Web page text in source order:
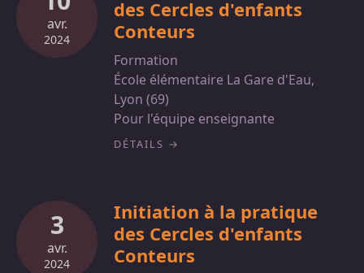
avr.
2024
des Cercles d'enfants
Conteurs
Formation
École élémentaire La Gare d'Eau,
Lyon (69)
Pour l'équipe enseignante
DÉTAILS
3
avr.
2024
Initiation à la pratique
des Cercles d'enfants
Conteurs